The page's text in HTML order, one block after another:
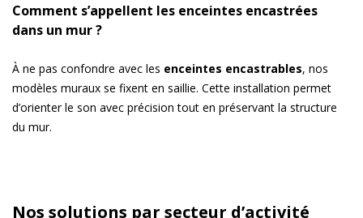
Comment s’appellent les enceintes encastrées
dans un mur ?
À ne pas confondre avec les enceintes encastrables, nos
modèles muraux se fixent en saillie. Cette installation permet
d’orienter le son avec précision tout en préservant la structure
du mur.
Nos solutions par secteur d’activité